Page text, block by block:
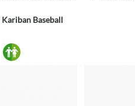
Kariban Baseball